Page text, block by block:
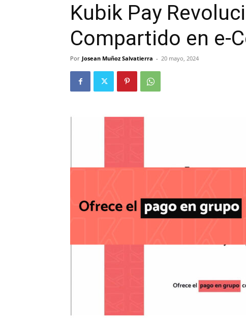
Kubik Pay
Compartido en e-
Por Josean Muñoz Salvatierra - 20 mayo, 2024